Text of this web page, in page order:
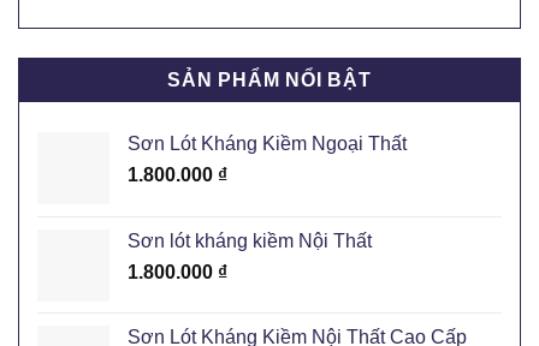
SẢN PHẨM NỔI BẬT
Sơn Lót Kháng Kiềm Ngoại Thất
1.800.000 ₫
Sơn lót kháng kiềm Nội Thất
1.800.000 ₫
Sơn Lót Kháng Kiềm Nội Thất Cao Cấp